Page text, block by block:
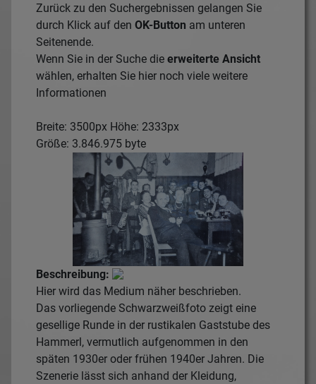
Zurück zu den Suchergebnissen gelangen Sie
durch Klick auf den OK-Button am unteren
Seitenende.
Wenn Sie in der Suche die erweiterte Ansicht
wählen, erhalten Sie hier noch viele weitere
Informationen
Breite: 3500px Höhe: 2333px
Größe: 3.846.975 byte
Beschreibung:
Hier wird das Medium näher beschrieben.
Das vorliegende Schwarzweißfoto zeigt eine
gesellige Runde in der rustikalen Gaststube des
Hammerl, vermutlich aufgenommen in den
späten 1930er oder frühen 1940er Jahren. Die
Szenerie lässt sich anhand der Kleidung,